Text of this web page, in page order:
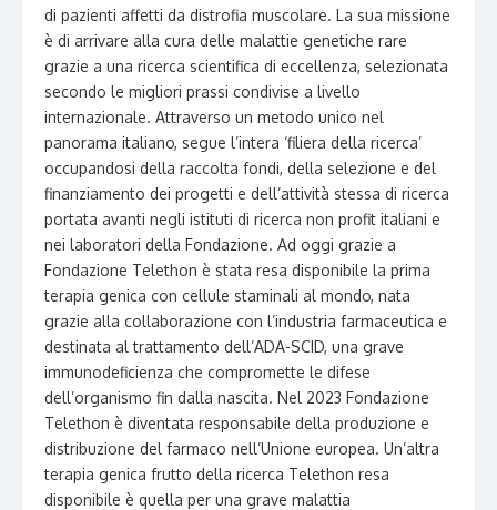
di pazienti affetti da distrofia muscolare. La sua missione
è di arrivare alla cura delle malattie genetiche rare
grazie a una ricerca scientifica di eccellenza, selezionata
secondo le migliori prassi condivise a livello
internazionale. Attraverso un metodo unico nel
panorama italiano, segue l’intera ‘filiera della ricerca’
occupandosi della raccolta fondi, della selezione e del
finanziamento dei progetti e dell’attività stessa di ricerca
portata avanti negli istituti di ricerca non profit italiani e
nei laboratori della Fondazione. Ad oggi grazie a
Fondazione Telethon è stata resa disponibile la prima
terapia genica con cellule staminali al mondo, nata
grazie alla collaborazione con l’industria farmaceutica e
destinata al trattamento dell’ADA-SCID, una grave
immunodeficienza che compromette le difese
dell’organismo fin dalla nascita. Nel 2023 Fondazione
Telethon è diventata responsabile della produzione e
distribuzione del farmaco nell’Unione europea. Un’altra
terapia genica frutto della ricerca Telethon resa
disponibile è quella per una grave malattia